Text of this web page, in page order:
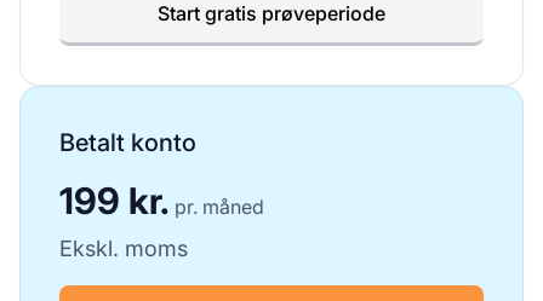
Start gratis prøveperiode
Betalt konto
199 kr. pr. måned
Ekskl. moms